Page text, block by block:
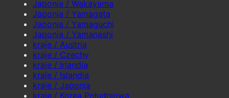
Japonia / Wakayama
Japonia / Yamagata
Japonia / Yamaguchi
Japonia / Yamanashi
kraje / Austria
kraje / Czechy
kraje / Irlandia
kraje / Islandia
kraje / Japonia
kraje / Korea Południowa